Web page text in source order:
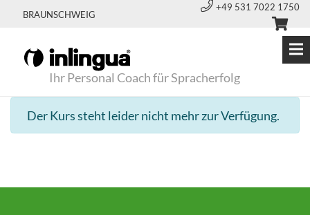
BRAUNSCHWEIG
+49 531 7022 1750
Ihr Personal Coach für Spracherfolg
Der Kurs steht leider nicht mehr zur Verfügung.